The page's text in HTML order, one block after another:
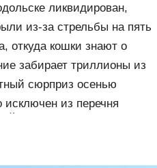
ликвидирован,
из-за стрельбы на пять
откуда кошки знают о
— АМУР.Инфо
забирает триллионы из
из-под контроля
сюрприз осенью
из перечня